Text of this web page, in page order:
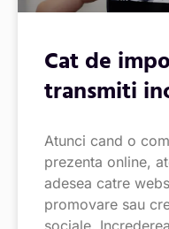
Cat de
transmiti
Atunci cand o
prezenta online,
adesea catre
promovare sau